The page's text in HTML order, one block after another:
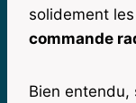
solidement
commande
Bien entendu,